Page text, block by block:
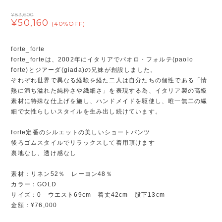
¥83,600
¥50,160 (40%OFF)
forte_forte
forte_forteは、2002年にイタリアでパオロ・フォルテ(paolo
forte)とジアーダ(giada)の兄妹が創設しました。
それぞれ世界で異なる経験を経た二人は自分たちの個性である「情
熱に満ち溢れた純粋さや繊細さ」を表現する為、イタリア製の高級
素材に特殊な仕上げを施し、ハンドメイドを駆使し、唯一無二の繊
細で女性らしいスタイルを生み出し続けています。
forte定番のシルエットの美しいショートパンツ
後ろゴムスタイルでリラックスして着用頂けます
裏地なし、透け感なし
素材：リネン52％ レーヨン48％
カラー：GOLD
サイズ：0 ウエスト69cm 着丈42cm 股下13cm
金額：¥76,000